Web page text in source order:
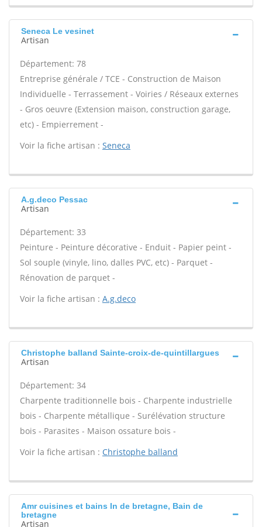
Seneca Le vesinet
Artisan
Département: 78
Entreprise générale / TCE - Construction de Maison
Individuelle - Terrassement - Voiries / Réseaux externes
- Gros oeuvre (Extension maison, construction garage,
etc) - Empierrement -
Voir la fiche artisan : Seneca
A.g.deco Pessac
Artisan
Département: 33
Peinture - Peinture décorative - Enduit - Papier peint -
Sol souple (vinyle, lino, dalles PVC, etc) - Parquet -
Rénovation de parquet -
Voir la fiche artisan : A.g.deco
Christophe balland Sainte-croix-de-quintillargues
Artisan
Département: 34
Charpente traditionnelle bois - Charpente industrielle
bois - Charpente métallique - Surélévation structure
bois - Parasites - Maison ossature bois -
Voir la fiche artisan : Christophe balland
Amr cuisines et bains In de bretagne, Bain de
bretagne
Artisan